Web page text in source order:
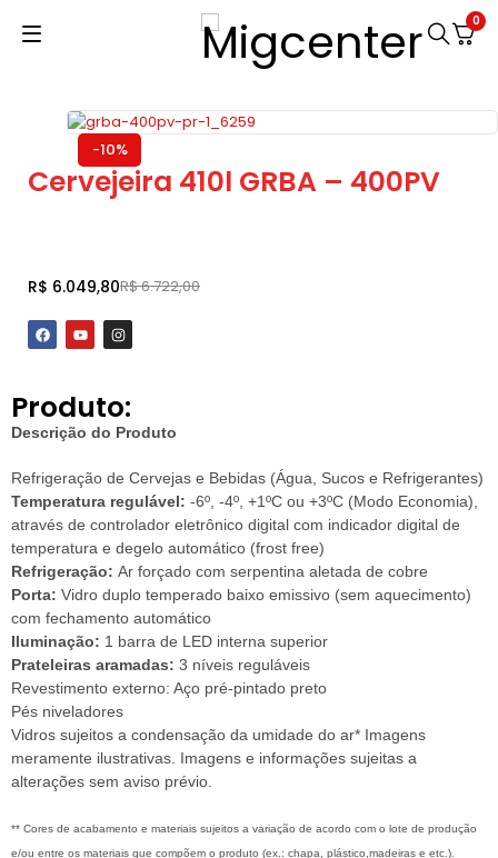
0
-10%
Cervejeira 410l GRBA – 400PV
R$6.722,00
R$ 6.049,80
Produto:
Descrição do Produto
Refrigeração de Cervejas e Bebidas (Água, Sucos e Refrigerantes)
Temperatura regulável: -6º, -4º, +1ºC ou +3ºC (Modo Economia),
através de controlador eletrônico digital com indicador digital de
temperatura e degelo automático (frost free)
Refrigeração: Ar forçado com serpentina aletada de cobre
Porta: Vidro duplo temperado baixo emissivo (sem aquecimento)
com fechamento automático
Iluminação: 1 barra de LED interna superior
Prateleiras aramadas: 3 níveis reguláveis
Revestimento externo: Aço pré-pintado preto
Pés niveladores
Vidros sujeitos a condensação da umidade do ar* Imagens
meramente ilustrativas. Imagens e informações sujeitas a
alterações sem aviso prévio.
** Cores de acabamento e materiais sujeitos a variação de acordo com o lote de produção
e/ou entre os materiais que compõem o produto (ex.: chapa, plástico,madeiras e etc.)